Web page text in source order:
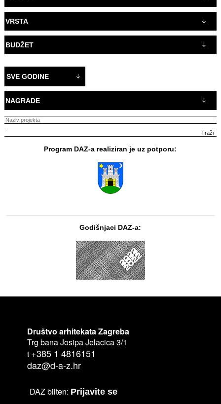
VRSTA
BUDŽET
SVE GODINE
NAGRADE
Program DAZ-a realiziran je uz potporu:
Godišnjaci DAZ-a:
Društvo arhitekata Zagreba
Trg bana Josipa Jelacica 3/1
t +385 1 4816151
daz@d-a-z.hr
DAZ bilten: Prijavite se